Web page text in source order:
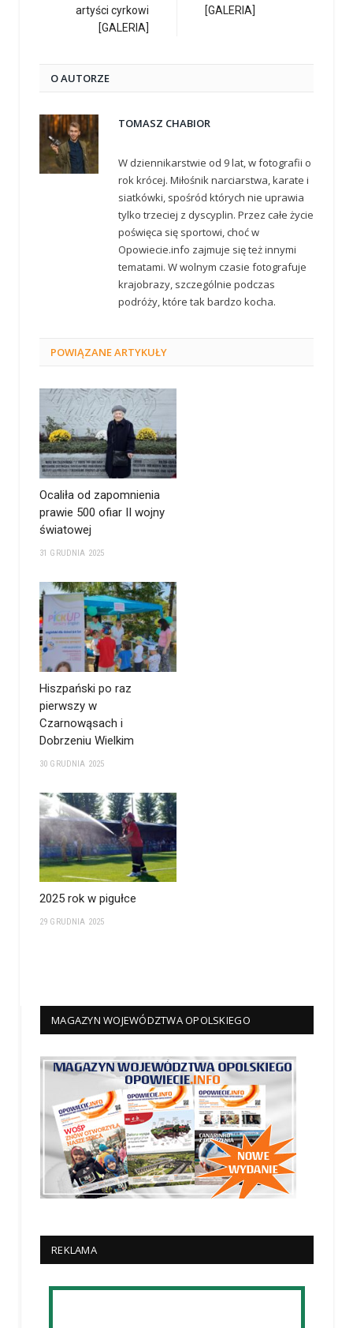
artyści cyrkowi
[GALERIA]
[GALERIA]
O AUTORZE
TOMASZ CHABIOR
W dziennikarstwie od 9 lat, w fotografii o
rok krócej. Miłośnik narciarstwa, karate i
siatkówki, spośród których nie uprawia
tylko trzeciej z dyscyplin. Przez całe życie
poświęca się sportowi, choć w
Opowiecie.info zajmuje się też innymi
tematami. W wolnym czasie fotografuje
krajobrazy, szczególnie podczas
podróży, które tak bardzo kocha.
POWIĄZANEARTYKUŁY
Ocaliła od zapomnienia
prawie 500 ofiar II wojny
światowej
31 GRUDNIA 2025
Hiszpański po raz
pierwszy w
Czarnowąsach i
Dobrzeniu Wielkim
30 GRUDNIA 2025
2025 rok w pigułce
29 GRUDNIA 2025
MAGAZYN WOJEWÓDZTWA OPOLSKIEGO
REKLAMA